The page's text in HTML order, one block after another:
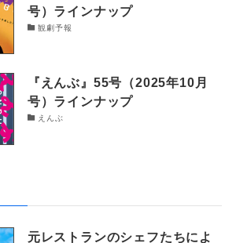
号）ラインナップ
観劇予報
『えんぶ』55号（2025年10月
号）ラインナップ
えんぶ
元レストランのシェフたちによ